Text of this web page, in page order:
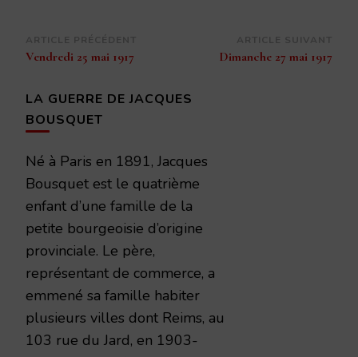
Navigation
d’article
Vendredi 25 mai 1917 Dimanche 27 mai 1917
LA GUERRE DE JACQUES
BOUSQUET
Né à Paris en 1891, Jacques
Bousquet est le quatrième
enfant d’une famille de la
petite bourgeoisie d’origine
provinciale. Le père,
représentant de commerce, a
emmené sa famille habiter
plusieurs villes dont Reims, au
103 rue du Jard, en 1903-